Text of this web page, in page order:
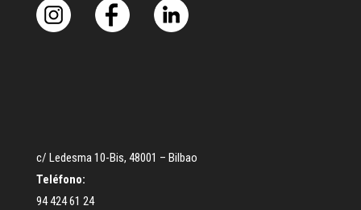
c/ Ledesma 10-Bis, 48001 – Bilbao
Teléfono:
94 424 61 24